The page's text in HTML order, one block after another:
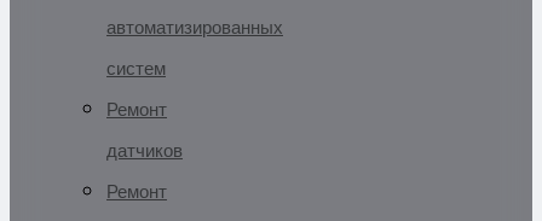
автоматизированных
систем
Ремонт
датчиков
Ремонт